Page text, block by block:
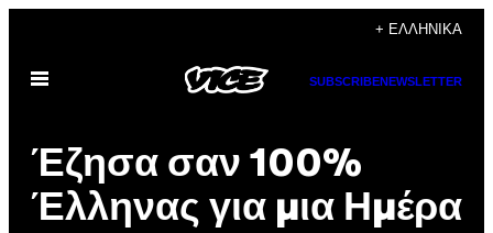
περιεχόμενο
+ ΕΛΛΗΝΙΚΆ
Ανοίξτε
SUBSCRIBENEWSLETTER
Έζησα σαν 100%
Έλληνας για μια Ημέρα